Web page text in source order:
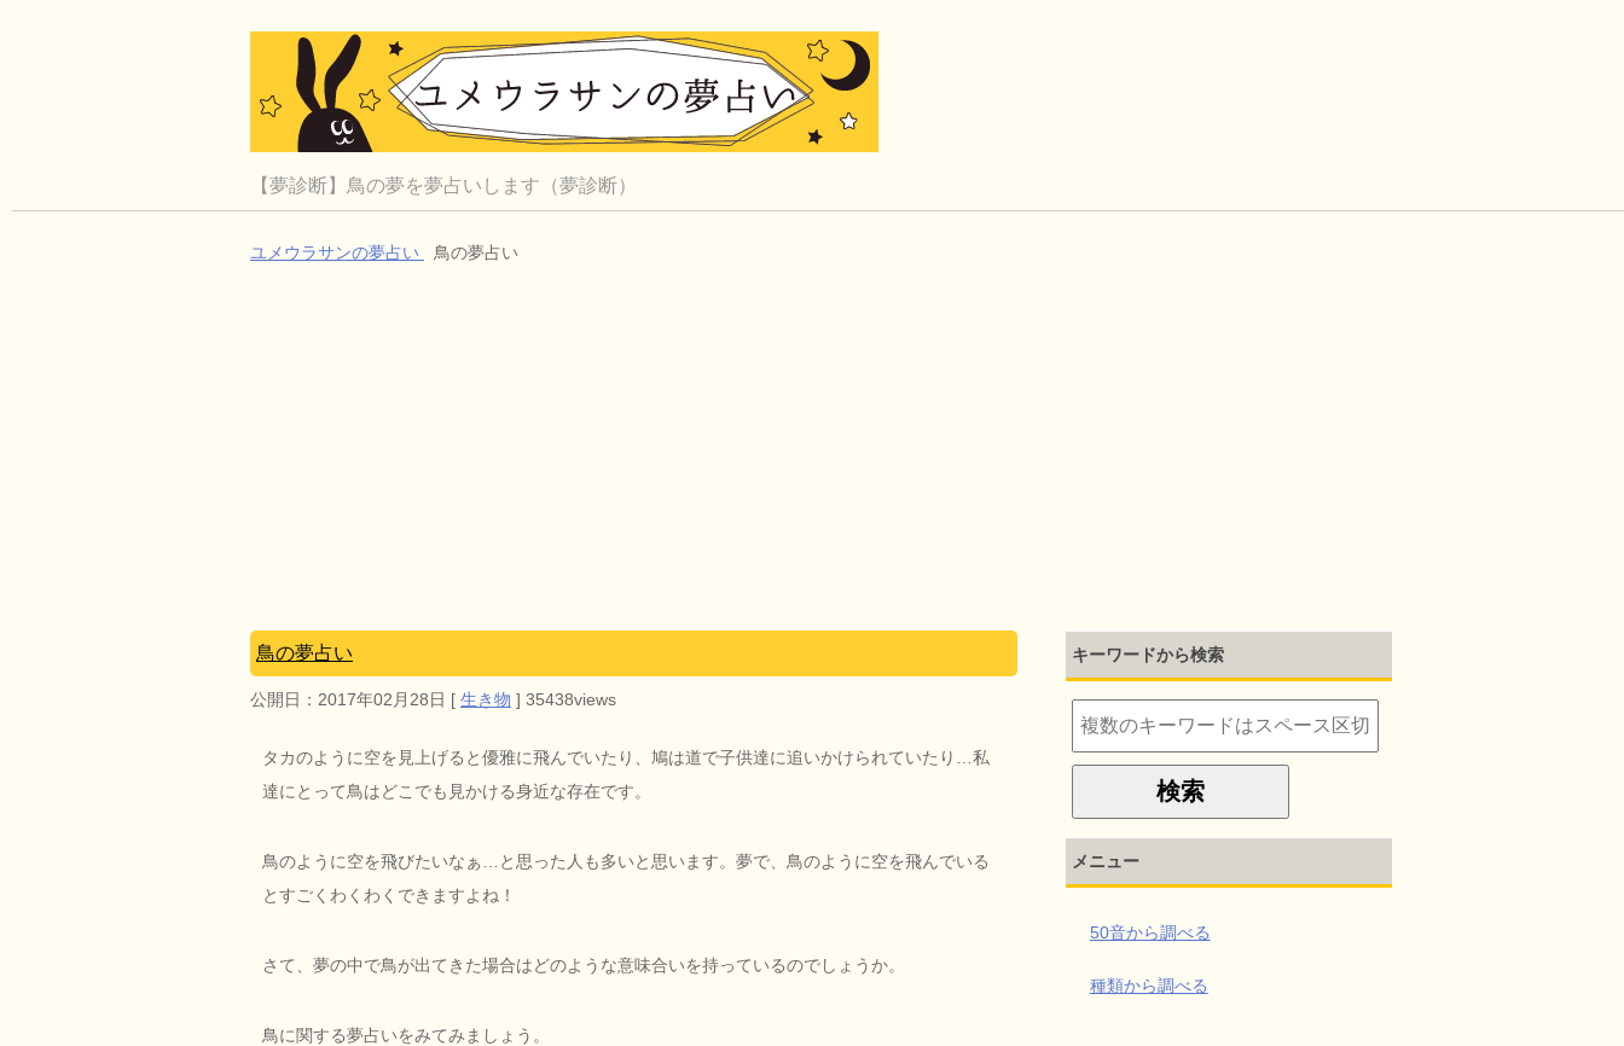
【夢診断】鳥の夢を夢占いします（夢診断）
ユメウラサンの夢占い 鳥の夢占い
鳥の夢占い
公開日： 2017年02月28日 [ 生き物 ] 35438views
タカのように空を見上げると優雅に飛んでいたり、鳩は道で子供達に追いかけられていたり…私
達にとって鳥はどこでも見かける身近な存在です。
鳥のように空を飛びたいなぁ…と思った人も多いと思います。夢で、鳥のように空を飛んでいる
とすごくわくわくできますよね！
さて、夢の中で鳥が出てきた場合はどのような意味合いを持っているのでしょうか。
鳥に関する夢占いをみてみましょう。
キーワードから検索
メニュー
50音から調べる
種類から調べる